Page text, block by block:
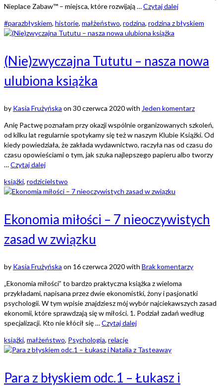
Nieplace Zabaw™ – miejsca, które rozwijają …Czytaj dalej
#parazbłyskiem, historie, małżeństwo, rodzina, rodzina z błyskiem
(Nie)zwyczajna Tututu – nasza nowa
ulubiona książka
by Kasia Frużyńska on 30 czerwca 2020with Jeden komentarz
Anię Pactwę poznałam przy okazji wspólnie organizowanych szkoleń,
od kilku lat regularnie spotykamy się też w naszym Klubie Książki. Od
kiedy powiedziała, że zakłada wydawnictwo, raczyła nas od czasu do
czasu opowieściami o tym, jak szuka najlepszego papieru albo tworzy
…Czytaj dalej
książki, rodzicielstwo
Ekonomia miłości – 7 nieoczywistych
zasad w związku
by Kasia Frużyńska on 16 czerwca 2020with Brak komentarzy
„Ekonomia miłości” to bardzo praktyczna książka z wieloma
przykładami, napisana przez dwie ekonomistki, żony i pasjonatki
psychologii. W tym wpisie znajdziesz mój wybór najciekawszych zasad
ekonomii, które sprawdzają się w miłości. 1. Podział zadań według
specjalizacji. Kto nie kłócił się …Czytaj dalej
książki, małżeństwo, Psychologia, relacje
Para z błyskiem odc.1 – Łukasz i